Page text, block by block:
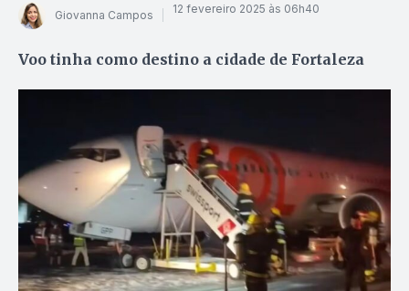
Giovanna Campos 12 fevereiro 2025 às 06h40
Voo tinha como destino a cidade de Fortaleza